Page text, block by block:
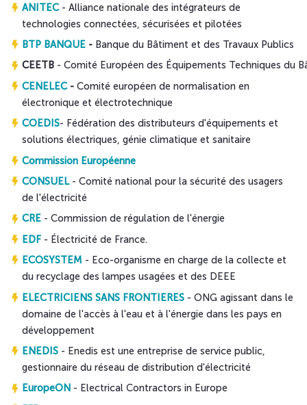
ANITEC - Alliance nationale des intégrateurs de
technologies connectées, sécurisées et pilotées​
BTP BANQUE- Banque du Bâtiment et des Travaux Publics
CEETB - Comité Européen des Équipements Techniques du
CENELEC -Comité européen de normalisation en
électronique et électrotechnique
COEDIS- Fédération des distributeurs d'équipements et
solutions électriques, génie climatique et sanitaire
Commission Européenne
CONSUEL - Comité national pour la sécurité des usagers
de l'électricité
CRE - Commission de régulation de l'énergie
EDF - Électricité de France.
ECOSYSTEM - Eco-organisme en charge de la collecte et
du recyclage des lampes usagées et des DEEE
ELECTRICIENS SANS FRONTIERES- ONG agissant dans le
domaine de l'accès à l'eau et à l'énergie dans les pays en
développement
ENEDIS- Enedis est une entreprise de service public,
gestionnaire du réseau de distribution d'électricité
EuropeON - Electrical Contractors in Europe